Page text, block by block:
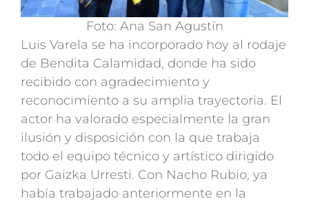
Foto: Ana San Agustín
Luis Varela se ha incorporado hoy al rodaje
de Bendita Calamidad, donde ha sido
recibido con agradecimiento y
reconocimiento a su amplia trayectoria. El
actor ha valorado especialmente la gran
ilusión y disposición con la que trabaja
todo el equipo técnico y artístico dirigido
por Gaizka Urresti. Con Nacho Rubio, ya
había trabajado anteriormente en la